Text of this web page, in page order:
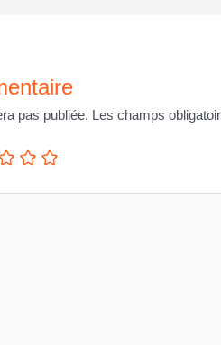
pas publiée. Les champs